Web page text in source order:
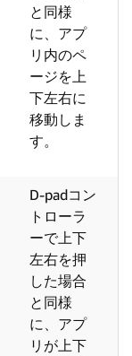
と同様
に、アプ
リ内のペ
ージを上
下左右に
移動しま
す。
D-padコン
トローラ
ーで上下
左右を押
した場合
と同様
に、アプ
リが上下